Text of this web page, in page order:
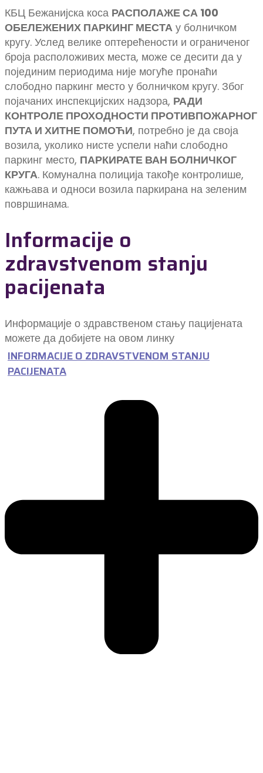
КБЦ Бежанијска коса РАСПОЛАЖЕ СА 100
ОБЕЛЕЖЕНИХ ПАРКИНГ МЕСТА у болничком
кругу. Услед велике оптерећености и ограниченог
броја расположивих места, може се десити да у
појединим периодима није могуће пронаћи
слободно паркинг место у болничком кругу. Због
појачаних инспекцијских надзора, РАДИ
КОНТРОЛЕ ПРОХОДНОСТИ ПРОТИВПОЖАРНОГ
ПУТА И ХИТНЕ ПОМОЋИ, потребно је да своја
возила, уколико нисте успели наћи слободно
паркинг место, ПАРКИРАТЕ ВАН БОЛНИЧКОГ
КРУГА. Комунална полиција такође контролише,
кажњава и односи возила паркирана на зеленим
површинама.
Informacije o
zdravstvenom stanju
pacijenata
Информације о здравственом стању пацијената
можете да добијете на овом линку
INFORMACIJE O ZDRAVSTVENOM STANJU
PACIJENATA